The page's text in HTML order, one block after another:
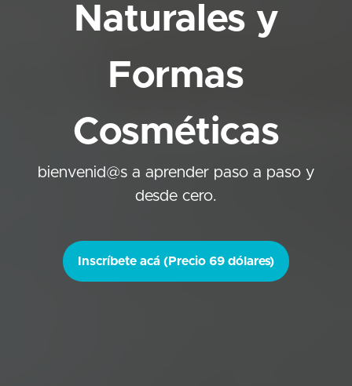
Naturales y
Formas
Cosméticas
bienvenid@s a aprender paso a paso y
desde cero.
Inscríbete acá (Precio 69 dólares)